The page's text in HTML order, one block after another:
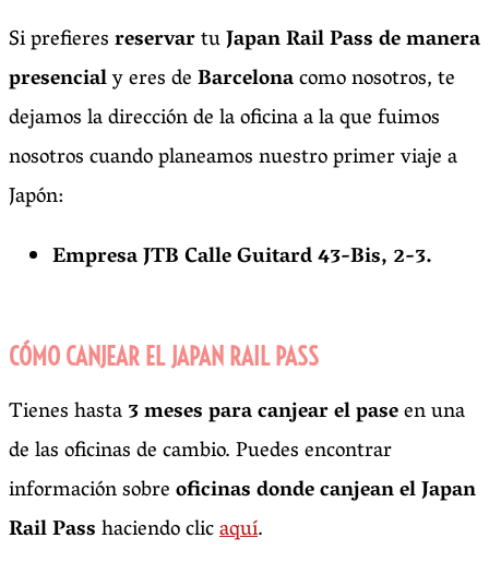
Si prefieresreservartuJapan Rail Pass de manera
presencialy eres deBarcelonacomo nosotros, te
dejamos la dirección de la oficina a la que fuimos
nosotros cuando planeamos nuestro primer viaje a
Japón:
Empresa JTBCalle Guitard 43-Bis, 2-3.
CÓMO CANJEAR EL JAPAN RAIL PASS
Tienes hasta3 meses para canjear el paseen una
de las oficinas de cambio. Puedes encontrar
información sobreoficinas donde canjean el Japan
Rail Passhaciendo clicaquí.